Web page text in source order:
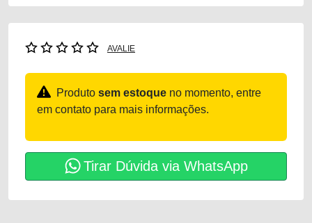
AVALIE
Produto sem estoque no momento, entre
em contato para mais informações.
Tirar Dúvida via WhatsApp